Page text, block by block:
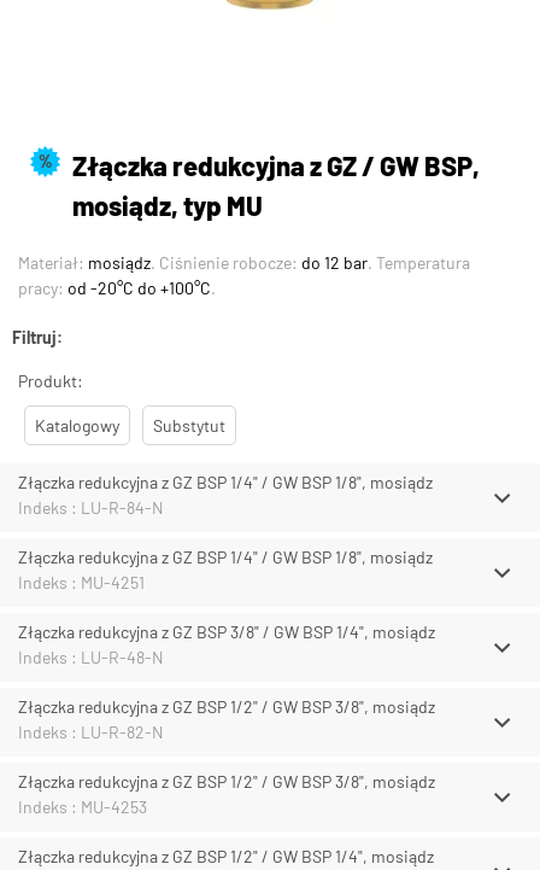
%
Złączka redukcyjna z GZ / GW BSP,
mosiądz, typ MU
Materiał: mosiądz. Ciśnienie robocze: do 12 bar. Temperatura
pracy: od -20°C do +100°C.
Filtruj:
Produkt:
Katalogowy Substytut
Złączka redukcyjna z GZ BSP 1/4" / GW BSP 1/8", mosiądz
Indeks : LU-R-84-N
Złączka redukcyjna z GZ BSP 1/4" / GW BSP 1/8", mosiądz
Indeks : MU-4251
Złączka redukcyjna z GZ BSP 3/8" / GW BSP 1/4", mosiądz
Indeks : LU-R-48-N
Złączka redukcyjna z GZ BSP 1/2" / GW BSP 3/8", mosiądz
Indeks : LU-R-82-N
Złączka redukcyjna z GZ BSP 1/2" / GW BSP 3/8", mosiądz
Indeks : MU-4253
Złączka redukcyjna z GZ BSP 1/2" / GW BSP 1/4", mosiądz